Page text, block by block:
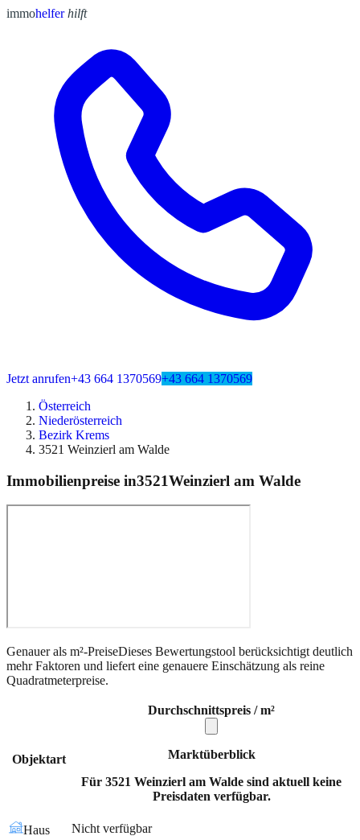
immohelfer hilft
Jetzt anrufen+43 664 1370569+43 664 1370569
Österreich
Niederösterreich
Bezirk Krems
3521 Weinzierl am Walde
Immobilienpreise in3521Weinzierl am Walde
Genauer als m²-PreiseDieses Bewertungstool berücksichtigt deutlich
mehr Faktoren und liefert eine genauere Einschätzung als reine
Quadratmeterpreise.
Objektart
Durchschnittspreis / m²
Marktüberblick
Für 3521 Weinzierl am Walde sind aktuell keine
Preisdaten verfügbar.
Haus
Nicht verfügbar